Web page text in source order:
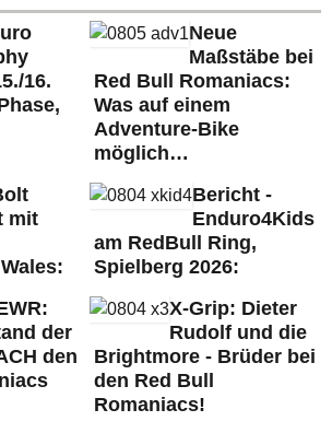
16.
Neue
Maßstäbe bei
Red Bull Romaniacs:
Was auf einem
Adventure-Bike
möglich…
mit
Bericht -
Enduro4Kids
am RedBull Ring,
Spielberg 2026:
der
den
X-Grip: Dieter
Rudolf und die
Brightmore - Brüder bei
den Red Bull
Romaniacs!